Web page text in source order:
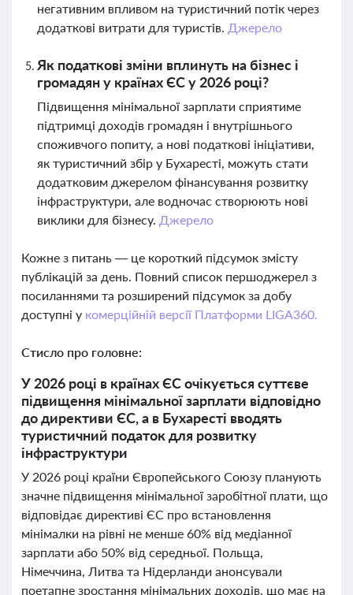
негативним впливом на туристичний потік через
додаткові витрати для туристів. Джерело
Як податкові зміни вплинуть на бізнес і
громадян у країнах ЄС у 2026 році?
Підвищення мінімальної зарплати сприятиме
підтримці доходів громадян і внутрішнього
споживчого попиту, а нові податкові ініціативи,
як туристичний збір у Бухаресті, можуть стати
додатковим джерелом фінансування розвитку
інфраструктури, але водночас створюють нові
виклики для бізнесу. Джерело
Кожне з питань — це короткий підсумок змісту
публікацій за день. Повний список першоджерел з
посиланнями та розширений підсумок за добу
доступні у комерційній версії Платформи LIGA360.
Стисло про головне:
У 2026 році в країнах ЄС очікується суттєве
підвищення мінімальної зарплати відповідно
до директиви ЄС, а в Бухаресті вводять
туристичний податок для розвитку
інфраструктури
У 2026 році країни Європейського Союзу планують
значне підвищення мінімальної заробітної плати, що
відповідає директиві ЄС про встановлення
мінімалки на рівні не менше 60% від медіанної
зарплати або 50% від середньої. Польща,
Німеччина, Литва та Нідерланди анонсували
поетапне зростання мінімальних доходів, що має на